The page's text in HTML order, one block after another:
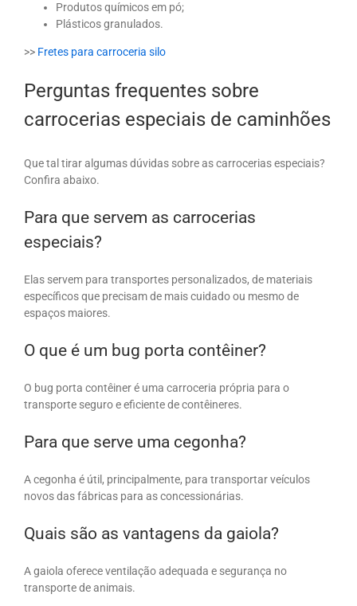
Produtos químicos em pó;
Plásticos granulados.
>> Fretes para carroceria silo
Perguntas frequentes sobre
carrocerias especiais de caminhões
Que tal tirar algumas dúvidas sobre as carrocerias especiais?
Confira abaixo.
Para que servem as carrocerias
especiais?
Elas servem para transportes personalizados, de materiais
específicos que precisam de mais cuidado ou mesmo de
espaços maiores.
O que é um bug porta contêiner?
O bug porta contêiner é uma carroceria própria para o
transporte seguro e eficiente de contêineres.
Para que serve uma cegonha?
A cegonha é útil, principalmente, para transportar veículos
novos das fábricas para as concessionárias.
Quais são as vantagens da gaiola?
A gaiola oferece ventilação adequada e segurança no
transporte de animais.